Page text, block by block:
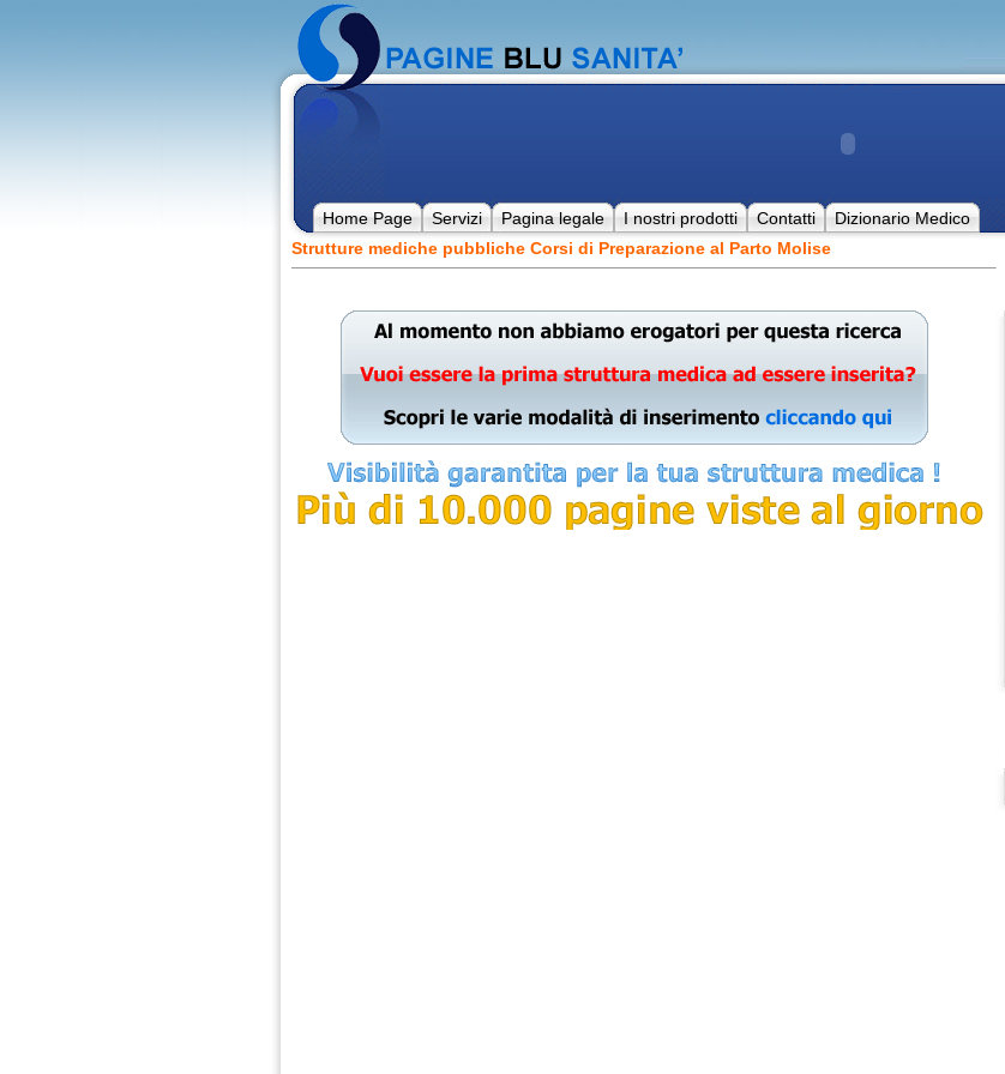
Home Page Servizi Pagina legale I nostri prodotti Contatti
Dizionario Medico
Strutture mediche pubbliche Corsi di Preparazione al Parto Molise